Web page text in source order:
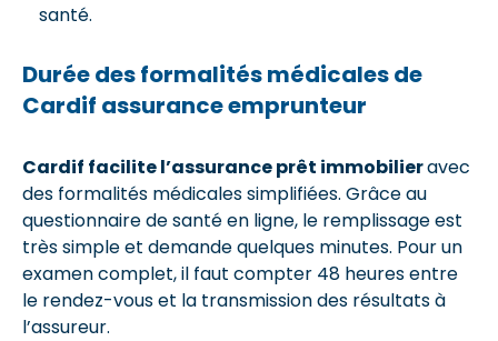
santé.
Durée des formalités médicales de
Cardif assurance emprunteur
Cardif facilite l’assurance prêt immobilieravec
des formalités médicales simplifiées. Grâce au
questionnaire de santé en ligne, le remplissage est
très simple et demande quelques minutes. Pour un
examen complet, il faut compter 48 heures entre
le rendez-vous et la transmission des résultats à
l’assureur.